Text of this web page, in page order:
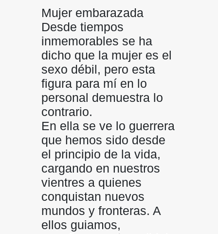
Mujer embarazada
Desde tiempos
inmemorables se ha
dicho que la mujer es el
sexo débil, pero esta
figura para mí en lo
personal demuestra lo
contrario.
En ella se ve lo guerrera
que hemos sido desde
el principio de la vida,
cargando en nuestros
vientres a quienes
conquistan nuevos
mundos y fronteras. A
ellos guiamos,